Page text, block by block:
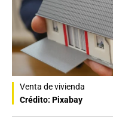
Venta de vivienda
Crédito: Pixabay